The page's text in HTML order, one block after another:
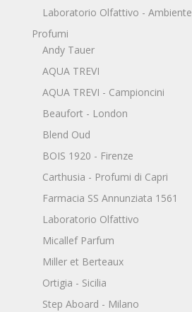
Laboratorio Olfattivo - Ambiente
Profumi
Andy Tauer
AQUA TREVI
AQUA TREVI - Campioncini
Beaufort - London
Blend Oud
BOIS 1920 - Firenze
Carthusia - Profumi di Capri
Farmacia SS Annunziata 1561
Laboratorio Olfattivo
Micallef Parfum
Miller et Berteaux
Ortigia - Sicilia
Step Aboard - Milano